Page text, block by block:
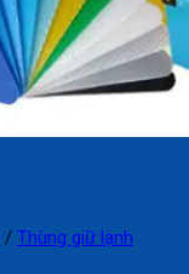
/ Thùng giữ lạnh